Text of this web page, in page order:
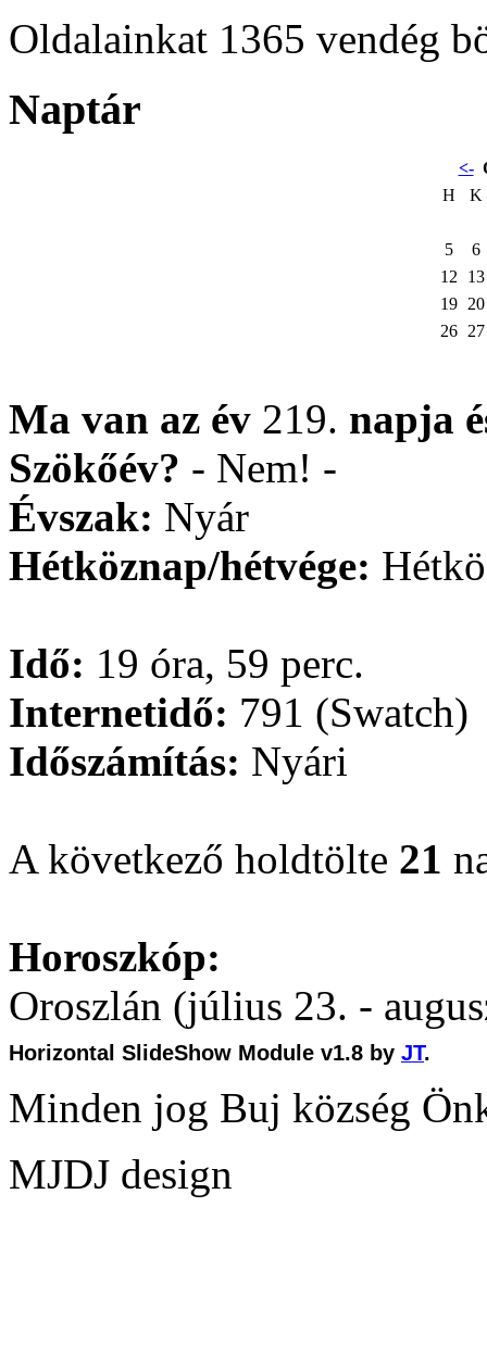
Oldalainkat 1365 vendég
Naptár
<-
H
K
5
6
12
13
19 20
26 27
Ma van az év 219. napja
Szökőév? - Nem! -
Évszak: Nyár
Hétköznap/hétvége:
Idő: 19 óra, 59 perc.
Internetidő: 791 (Swatch)
Időszámítás: Nyári
A következő holdtölte 21
Horoszkóp:
Oroszlán (július 23. -
Horizontal SlideShow Module v1.8 by JT.
Minden jog Buj község
MJDJ design